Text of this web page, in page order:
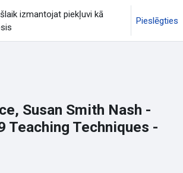
izmantojat piekļuvi kā
Pieslēgties
Susan Smith Nash -
Teaching Techniques -